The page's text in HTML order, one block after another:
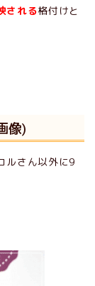
される格付けと
像)
ルさん以外に9